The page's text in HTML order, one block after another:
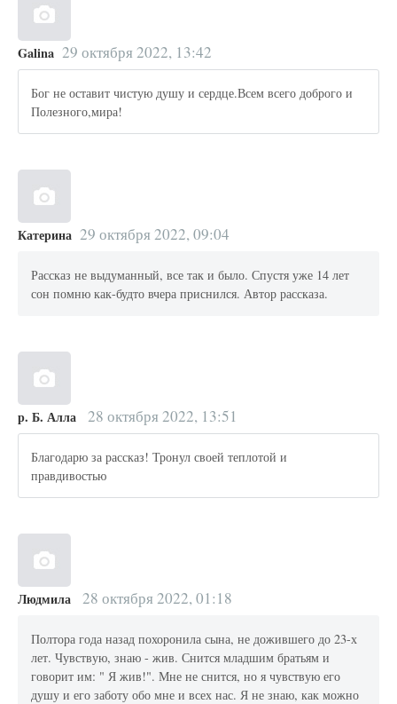
Galina 29 октября 2022, 13:42
Бог не оставит чистую душу и сердце.Всем всего доброго и
Полезного,мира!
Катерина 29 октября 2022, 09:04
Рассказ не выдуманный, все так и было. Спустя уже 14 лет
сон помню как-будто вчера приснился. Автор рассказа.
р. Б. Алла 28 октября 2022, 13:51
Благодарю за рассказ! Тронул своей теплотой и
правдивостью
Людмила 28 октября 2022, 01:18
Полтора года назад похоронила сына, не дожившего до 23-х
лет. Чувствую, знаю - жив. Снится младшим братьям и
говорит им: " Я жив!". Мне не снится, но я чувствую его
душу и его заботу обо мне и всех нас. Я не знаю, как можно